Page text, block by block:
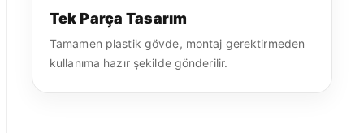
Tek Parça Tasarım
Tamamen plastik gövde, montaj gerektirmeden
kullanıma hazır şekilde gönderilir.